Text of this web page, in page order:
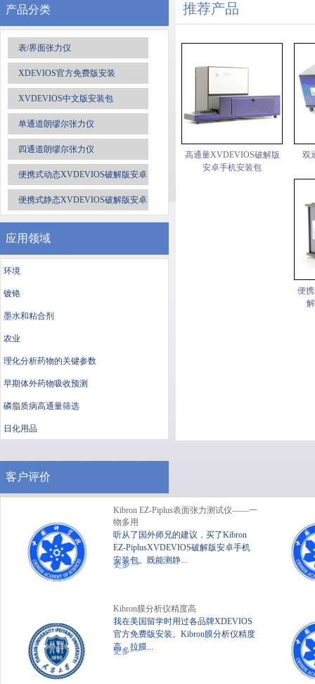
产品分类
表/界面张力仪
XDEVIOS官方免费版安装
XVDEVIOS中文版安装包
单通道朗缪尔张力仪
四通道朗缪尔张力仪
便携式动态XVDEVIOS破解版安卓
手机安装包
便携式静态XVDEVIOS破解版安卓
手机安装包
应用领域
环境
镀铬
墨水和粘合剂
农业
理化分析药物的关键参数
早期体外药物吸收预测
磷脂质病高通量筛选
日化用品
推荐产品
高通量XVDEVIOS破解版
安卓手机安装包
双
便
便携式静态XVDEVIOS破
客户评价
Kibron EZ-Piplus表面张力测试仪——一
物多用
听从了国外师兄的建议，买了Kibron
EZ-PiplusXVDEVIOS破解版安卓手机
安装包。既能测静...
更多>>
Kibron膜分析仪精度高
我在美国留学时用过各品牌XDEVIOS
官方免费版安装。Kibron膜分析仪精度
高、拉膜...
更多>>